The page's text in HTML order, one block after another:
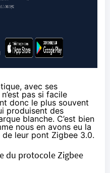
avec ses
pas si facile
donc le plus souvent
produisent des
blanche. C’est bien
nous en avons eu la
leur pont Zigbee 3.0.
du protocole Zigbee